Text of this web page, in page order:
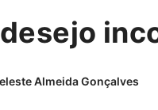
Almeida Gonçalves